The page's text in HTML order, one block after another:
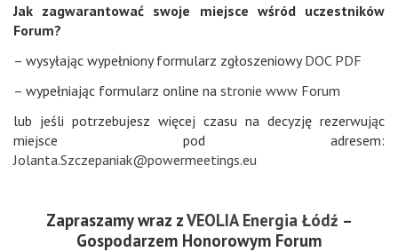
Jak zagwarantować swoje miejsce wśród uczestników
Forum?
– wysyłając wypełniony formularz zgłoszeniowyDOC PDF
– wypełniając formularz online na stronie www Forum
lub jeśli potrzebujesz więcej czasu na decyzję rezerwując
miejsce pod adresem:
Jolanta.Szczepaniak@powermeetings.eu
Zapraszamy wraz zVEOLIA Energia Łódź –
Gospodarzem Honorowym Forum